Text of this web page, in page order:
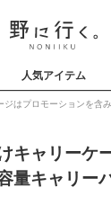
人気アイテム
ジはプロモーションを含
キャリーケ
量キャリー